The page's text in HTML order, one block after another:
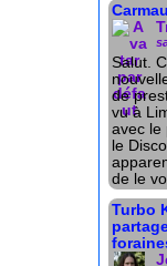
Salut.
de
vu à
avec le
le
de le
Turbo